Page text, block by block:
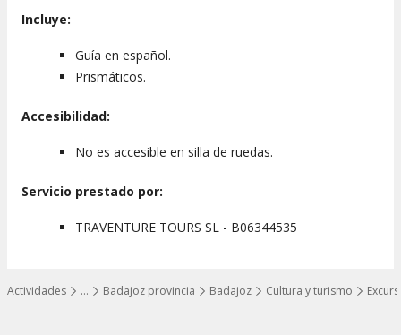
…
Mostrar todos los niveles
Actividades Badajoz provincia Badajoz Cultura y turismo
Incluye:
Guía en español.
Prismáticos.
Accesibilidad:
No es accesible en silla de ruedas.
Servicio prestado por:
TRAVENTURE TOURS SL - B06344535